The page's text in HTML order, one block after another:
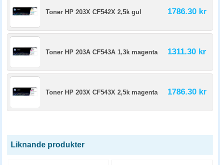
Toner HP 203X CF542X 2,5k gul 1786.30 kr
Toner HP 203A CF543A 1,3k magenta 1311.30 kr
Toner HP 203X CF543X 2,5k magenta 1786.30 kr
Liknande produkter